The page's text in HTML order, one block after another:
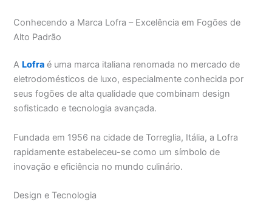
Conhecendo a Marca Lofra – Excelência em Fogões de
Alto Padrão
A Lofra é uma marca italiana renomada no mercado de
eletrodomésticos de luxo, especialmente conhecida por
seus fogões de alta qualidade que combinam design
sofisticado e tecnologia avançada.
Fundada em 1956 na cidade de Torreglia, Itália, a Lofra
rapidamente estabeleceu-se como um símbolo de
inovação e eficiência no mundo culinário.
Design e Tecnologia